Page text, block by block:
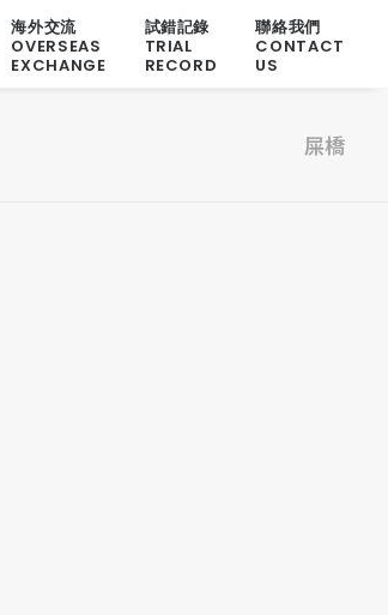
海外交流
OVERSEAS
EXCHANGE
試錯記錄
TRIAL
RECORD
聯絡我們
CONTACT
US
屎橋